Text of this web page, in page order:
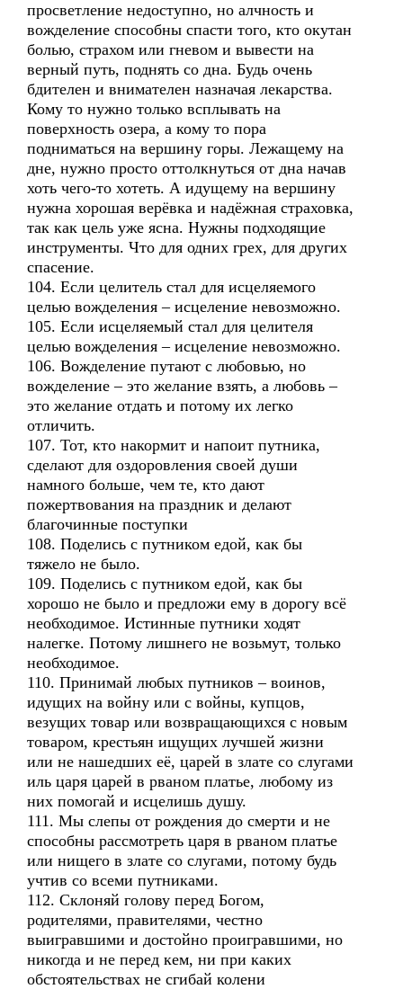
просветление недоступно, но алчность и
вожделение способны спасти того, кто окутан
болью, страхом или гневом и вывести на
верный путь, поднять со дна. Будь очень
бдителен и внимателен назначая лекарства.
Кому то нужно только всплывать на
поверхность озера, а кому то пора
подниматься на вершину горы. Лежащему на
дне, нужно просто оттолкнуться от дна начав
хоть чего-то хотеть. А идущему на вершину
нужна хорошая верёвка и надёжная страховка,
так как цель уже ясна. Нужны подходящие
инструменты. Что для одних грех, для других
спасение.
104. Если целитель стал для исцеляемого
целью вожделения – исцеление невозможно.
105. Если исцеляемый стал для целителя
целью вожделения – исцеление невозможно.
106. Вожделение путают с любовью, но
вожделение – это желание взять, а любовь –
это желание отдать и потому их легко
отличить.
107. Тот, кто накормит и напоит путника,
сделают для оздоровления своей души
намного больше, чем те, кто дают
пожертвования на праздник и делают
благочинные поступки
108. Поделись с путником едой, как бы
тяжело не было.
109. Поделись с путником едой, как бы
хорошо не было и предложи ему в дорогу всё
необходимое. Истинные путники ходят
налегке. Потому лишнего не возьмут, только
необходимое.
110. Принимай любых путников – воинов,
идущих на войну или с войны, купцов,
везущих товар или возвращающихся с новым
товаром, крестьян ищущих лучшей жизни
или не нашедших её, царей в злате со слугами
иль царя царей в рваном платье, любому из
них помогай и исцелишь душу.
111. Мы слепы от рождения до смерти и не
способны рассмотреть царя в рваном платье
или нищего в злате со слугами, потому будь
учтив со всеми путниками.
112. Склоняй голову перед Богом,
родителями, правителями, честно
выигравшими и достойно проигравшими, но
никогда и не перед кем, ни при каких
обстоятельствах не сгибай колени